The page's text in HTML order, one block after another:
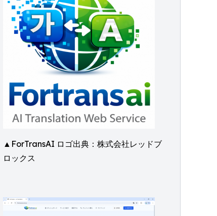
▲ForTransAI ロゴ出典：株式会社レッドブ
ロックス